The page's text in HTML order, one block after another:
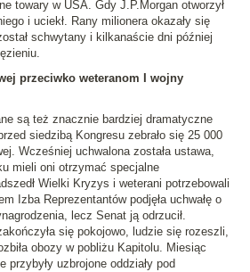
towary w USA. Gdy J.P.Morgan otworzył
i uciekł. Rany milionera okazały się
schwytany i kilkanaście dni później
przeciwko weteranom I wojny
są też znacznie bardziej dramatyczne
siedzibą Kongresu zebrało się 25 000
Wcześniej uchwalona została ustawa,
mieli oni otrzymać specjalne
Wielki Kryzys i weterani potrzebowali
Izba Reprezentantów podjęła uchwałę o
lecz Senat ją odrzucił.
się pokojowo, ludzie się rozeszli,
obozy w pobliżu Kapitolu. Miesiąc
uzbrojone oddziały pod